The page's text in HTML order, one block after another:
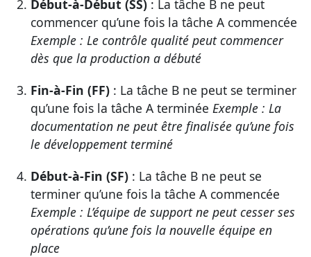
Début-à-Début (SS) : La tâche B ne peut
commencer qu’une fois la tâche A commencée
Exemple : Le contrôle qualité peut commencer
dès que la production a débuté
Fin-à-Fin (FF) : La tâche B ne peut se terminer
qu’une fois la tâche A terminée Exemple : La
documentation ne peut être finalisée qu’une fois
le développement terminé
Début-à-Fin (SF) : La tâche B ne peut se
terminer qu’une fois la tâche A commencée
Exemple : L’équipe de support ne peut cesser ses
opérations qu’une fois la nouvelle équipe en
place